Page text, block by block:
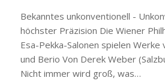
Bekanntes unkonventionell -
höchster Präzision Die Wiener
Esa-Pekka-Salonen spielen
und Berio Von Derek Weber
Nicht immer wird groß, was…